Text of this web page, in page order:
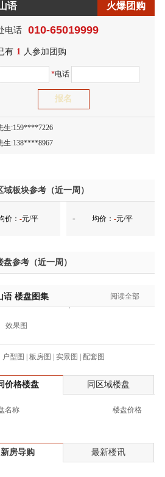
语 火爆团购
电话 010-65019999
有 1 人参加团购
*电话
生:150****0731
生:138****8083
士:186****7681
生:134****5158
生:159****7226
生:138****8967
士:135****3735
士:138****0324
生:139****9780
士:183****9105
姐:139****6438
生:137****6367
士:182****8478
生:150****0731
生:134****5158
域板块参考（近一周）
价： -元/平 - 均价： -元/平
盘参考（近一周）
语 楼盘图集 阅读全部
效果图
户型图 | 板房图 | 实景图 | 配套图
价格楼盘 同区域楼盘
名称 楼盘价格
新房导购 最新楼讯